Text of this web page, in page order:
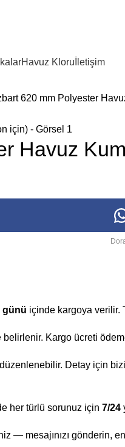
Havuz Kloru İletişim
620 mm Polyester
Havuz
günü içinde kargoya verilir.
Kargo ücreti
Detay için
her türlü sorunuz için 7/24
— mesajınızı gönderin,